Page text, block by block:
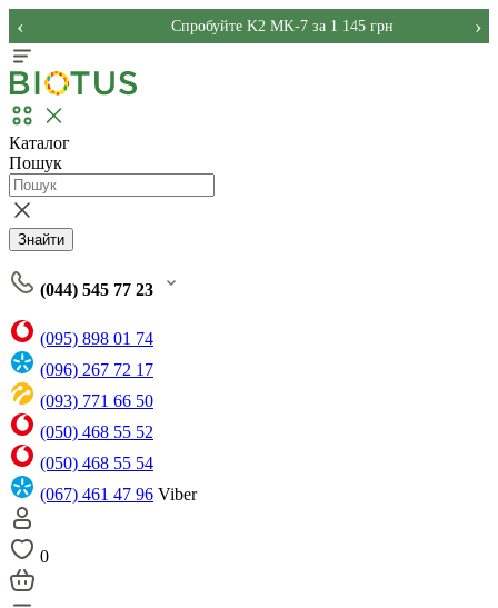
Спробуйте K2 MK-7 за 1 145 грн
‹ ›
Каталог
Пошук
Знайти
(044) 545 77 23
(095) 898 01 74
(096) 267 72 17
(093) 771 66 50
(050) 468 55 52
(050) 468 55 54
(067) 461 47 96 Viber
0